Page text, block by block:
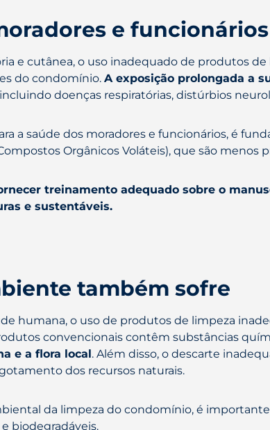
e funcionários
e cutânea, o uso inadequado de produtos
do condomínio. A exposição prolongada a
doenças respiratórias, distúrbios
a saúde dos moradores e funcionários, é
Orgânicos Voláteis), que são
treinamento adequado sobre o
e sustentáveis.
também sofre
humana, o uso de produtos de limpeza
convencionais contêm substâncias
e a flora local. Além disso, o descarte
dos recursos naturais.
da limpeza do condomínio, é
biodegradáveis.